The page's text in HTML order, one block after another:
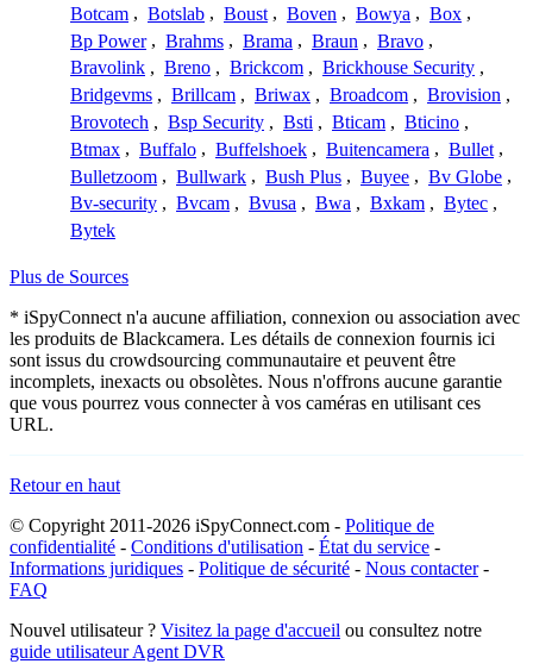
Botcam , Botslab , Boust , Boven , Bowya , Box ,
Bp Power , Brahms , Brama , Braun , Bravo ,
Bravolink , Breno , Brickcom , Brickhouse Security ,
Bridgevms , Brillcam , Briwax , Broadcom , Brovision ,
Brovotech , Bsp Security , Bsti , Bticam , Bticino ,
Btmax , Buffalo , Buffelshoek , Buitencamera , Bullet ,
Bulletzoom , Bullwark , Bush Plus , Buyee , Bv Globe ,
Bv-security , Bvcam , Bvusa , Bwa , Bxkam , Bytec ,
Bytek
Plus de Sources
* iSpyConnect n'a aucune affiliation, connexion ou association avec
les produits de Blackcamera. Les détails de connexion fournis ici
sont issus du crowdsourcing communautaire et peuvent être
incomplets, inexacts ou obsolètes. Nous n'offrons aucune garantie
que vous pourrez vous connecter à vos caméras en utilisant ces
URL.
Retour en haut
© Copyright 2011-2026 iSpyConnect.com - Politique de
confidentialité - Conditions d'utilisation - État du service -
Informations juridiques - Politique de sécurité - Nous contacter-
FAQ
Nouvel utilisateur ? Visitez la page d'accueil ou consultez notre
guide utilisateur Agent DVR